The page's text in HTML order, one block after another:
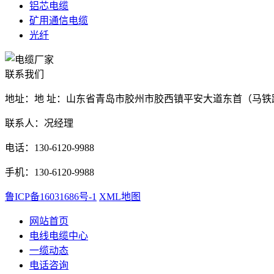
铝芯电缆
矿用通信电缆
光纤
联系我们
地址：地 址：山东省青岛市胶州市胶西镇平安大道东首（马
联系人：况经理
电话：130-6120-9988
手机：130-6120-9988
鲁ICP备16031686号-1 XML地图
网站首页
电线电缆中心
一缆动态
电话咨询